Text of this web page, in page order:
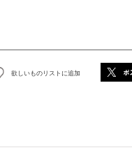
欲しいものリストに追加